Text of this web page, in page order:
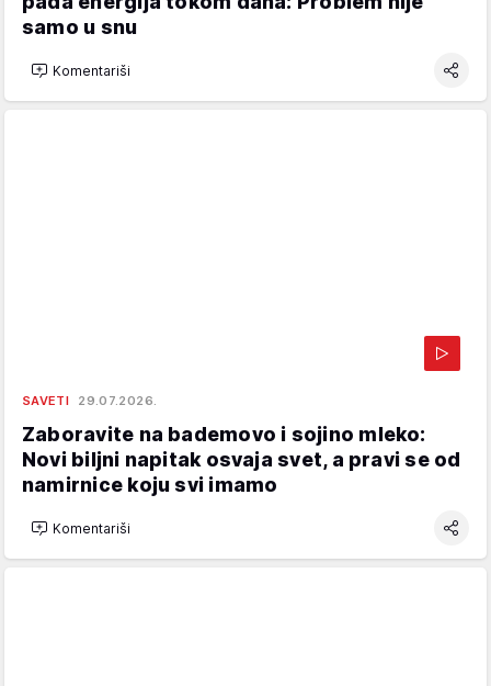
samo u snu
Komentariši
SAVETI 29.07.2026.
Zaboravite na bademovo i sojino mleko:
Novi biljni napitak osvaja svet, a pravi se od
namirnice koju svi imamo
Komentariši